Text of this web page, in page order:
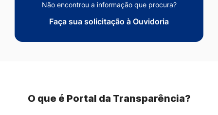
Não encontrou a informação que procura?
Faça sua solicitação à Ouvidoria
O que é Portal da Transparência?